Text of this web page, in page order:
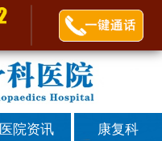
医院资讯 康复科